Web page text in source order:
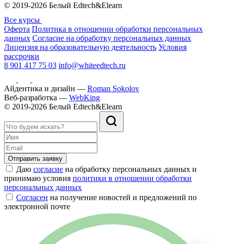
© 2019-2026 Белый Edtech&Elearn
Все курсы
Оферта Политика в отношении обработки персональных
данных Согласие на обработку персональных данных
Лицензия на образовательную деятельность Условия
рассрочки
8 901 417 75 03 info@whiteedtech.ru
Айдентика и дизайн — Roman Sokolov
Веб-разработка — WebKing
© 2019-2026 Белый Edtech&Elearn
Отправить заявку
Даю согласие на обработку персональных данных и
принимаю условия политики в отношении обработки
персональных данных
Согласен на получение новостей и предложений по
электронной почте